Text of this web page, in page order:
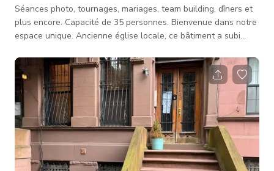
Séances photo, tournages, mariages, team building, dîners et
plus encore. Capacité de 35 personnes. Bienvenue dans notre
espace unique. Ancienne église locale, ce bâtiment a subi
professionnel (et une table de mixage interne), un projecteur
et 4 étages complets, cette maison convertie d'une église est
l'espace parfait pour votre prochain événement. En réservant
notre espace événementiel, vous acceptez de respecter les
règles de la